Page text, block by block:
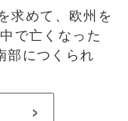
求めて、欧州を
で亡くなった
部につくられ
>